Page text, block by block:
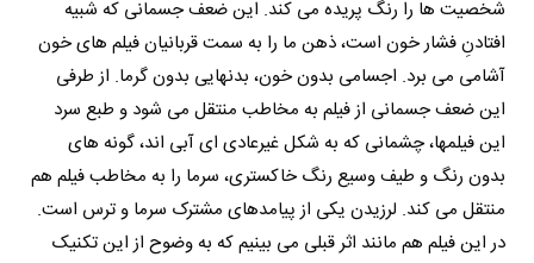
شخصیت ها را رنگ پریده می کند. این ضعف جسمانی که شبیه
افتادنِ فشار خون است، ذهن ما را به سمت قربانیان فیلم های خون
آشامی می برد. اجسامی بدون خون، بدنهایی بدون گرما. از طرفی
این ضعف جسمانی از فیلم به مخاطب منتقل می شود و طبع سرد
این فیلمها، چشمانی که به شکل غیرعادی ای آبی اند، گونه های
بدون رنگ و طیف وسیع رنگ خاکستری، سرما را به مخاطب فیلم هم
منتقل می کند. لرزیدن یکی از پیامدهای مشترک سرما و ترس است.
در این فیلم هم مانند اثر قبلی می بینیم که به وضوح از این تکنیک